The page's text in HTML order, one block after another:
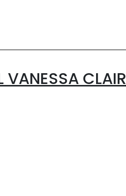
VANESSA CLAIR